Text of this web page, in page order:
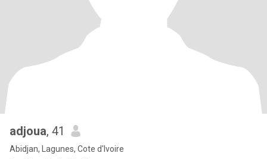
adjoua, 41
Abidjan, Lagunes, Cote d'Ivoire